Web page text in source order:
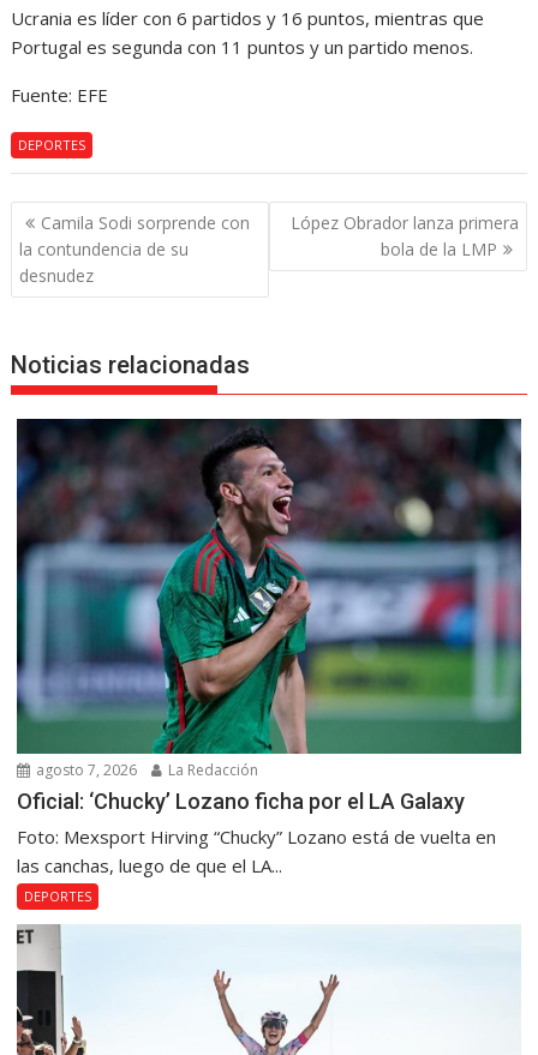
Ucrania es líder con 6 partidos y 16 puntos, mientras que
Portugal es segunda con 11 puntos y un partido menos.
Fuente: EFE
DEPORTES
Navegación
de
entradas
Camila Sodi sorprende con
la contundencia de su
desnudez
López Obrador lanza primera
bola de la LMP
Noticias relacionadas
agosto 7, 2026 La Redacción
Oficial: ‘Chucky’ Lozano ficha por el LA Galaxy
Foto: Mexsport Hirving “Chucky” Lozano está de vuelta en
las canchas, luego de que el LA...
DEPORTES